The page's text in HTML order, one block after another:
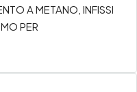
A METANO, INFISSI
PER